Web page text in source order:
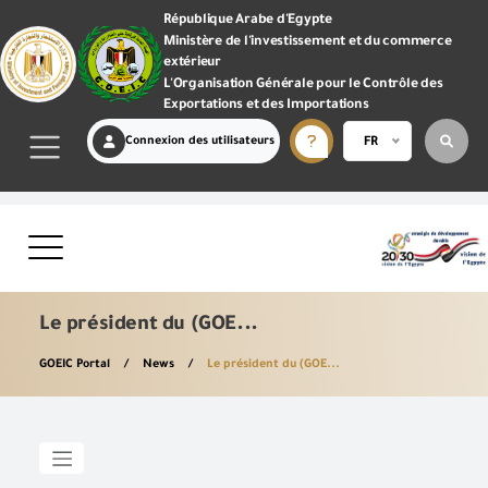
République Arabe d'Egypte
Ministère de l'investissement et du commerce
extérieur
L'Organisation Générale pour le Contrôle des
Exportations et des Importations
Connexion des utilisateurs FR
Le président du (GOE...
GOEIC Portal News Le président du (GOE...